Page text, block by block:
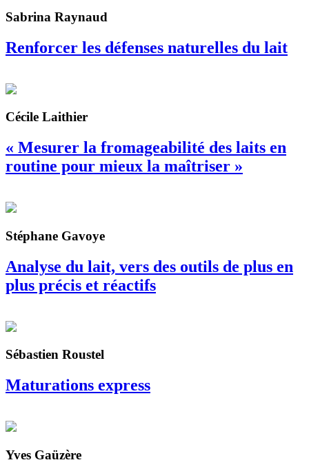
Sabrina Raynaud
Renforcer les défenses naturelles du lait
Cécile Laithier
« Mesurer la fromageabilité des laits en
routine pour mieux la maîtriser »
Stéphane Gavoye
Analyse du lait, vers des outils de plus en
plus précis et réactifs
Sébastien Roustel
Maturations express
Yves Gaüzère